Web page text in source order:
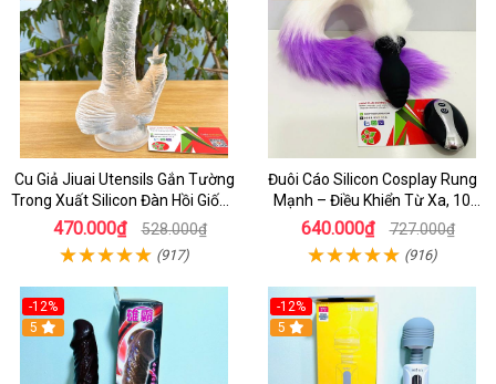
Cu Giả Jiuai Utensils Gắn Tường
Trong Xuất Silicon Đàn Hồi Giống
Thật
470.000₫ 528.000₫
(917)
Đuôi Cáo Silicon Cosplay Rung
Mạnh – Điều Khiển Từ Xa, 10
Chế Độ Cực Kích Thích
640.000₫ 727.000₫
(916)
-12%
5
-12%
5